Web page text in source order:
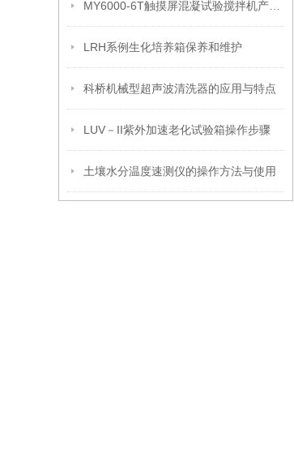
LRH系例生化培养箱保养和维护
科桥机械型超声波清洗器的应用与特点
LUV－II紫外加速老化试验箱操作步骤
土壤水分温度速测仪的操作方法与使用